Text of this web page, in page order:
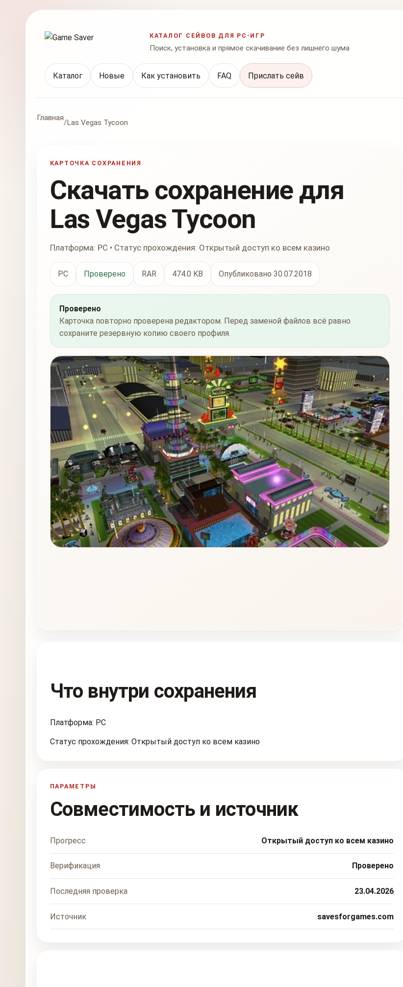
КАТАЛОГ СЕЙВОВ ДЛЯ PC-ИГР
Поиск, установка и прямое скачивание без лишнего шума
Каталог Новые Как установить FAQ Прислать сейв
Главная
/Las Vegas Tycoon
КАРТОЧКА СОХРАНЕНИЯ
Скачать сохранение для
Las Vegas Tycoon
Платформа: PC • Статус прохождения: Открытый доступ ко всем казино
PC Проверено RAR 474.0 KB Опубликовано 30.07.2018
Проверено
Карточка повторно проверена редактором. Перед заменой файлов всё равно
сохраните резервную копию своего профиля.
Что внутри сохранения
Платформа: PC
Статус прохождения: Открытый доступ ко всем казино
ПАРАМЕТРЫ
Совместимость и источник
Прогресс Открытый доступ ко всем казино
Верификация Проверено
Последняя проверка 23.04.2026
Источник savesforgames.com